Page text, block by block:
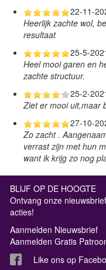
22-11-
Heerlijk zachte wol,
resultaat
25-5-
Heel mooi garen en
zachte structuur.
25-2-
Ziet er mooi uit,maar
27-10-
Zo zacht .
verrast zijn met hun
want ik krijg zo nog
BLIJF OP DE HOOGTE
Ontvang onze
acties!
Aanmelden Nieuwsbrief
Aanmelden Gratis
Like ons op